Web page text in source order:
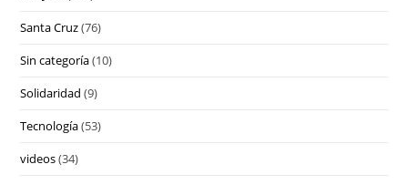
Santa Cruz(76)
Sin categoría(10)
Solidaridad (9)
Tecnología(53)
videos(34)